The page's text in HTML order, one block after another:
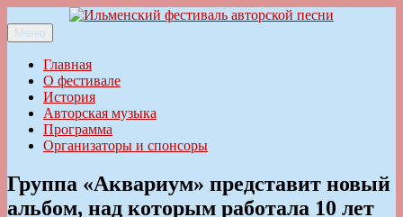
к
содержимому
Ильменский фестиваль авторской песни
Меню
Главная
О фестивале
История
Авторская музыка
Программа
Организаторы и спонсоры
Группа «Аквариум» представит новый
альбом, над которым работала 10 лет